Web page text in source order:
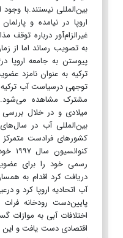
بین‌المللی نیستند.با
غیرالزام‌­آور درباره توقف
به تصویب رساند اما از
توجهی درسیاست آب ترکیه
میلادی و در خلال
کشورهای فرادست
دریافت کرد اقدام به
آب اتحادیه اروپا کرد و
پایین‌­دست رودخانه
اختلافات آبی به
اقتصادی دست یافت و این